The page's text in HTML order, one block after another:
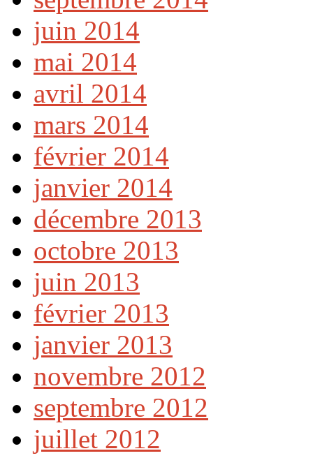
juin 2014
mai 2014
avril 2014
mars 2014
février 2014
janvier 2014
décembre 2013
octobre 2013
juin 2013
février 2013
janvier 2013
novembre 2012
septembre 2012
juillet 2012